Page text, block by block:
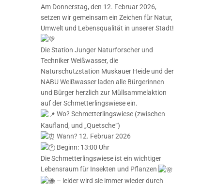
Am Donnerstag, den 12. Februar 2026,
setzen wir gemeinsam ein Zeichen für Natur,
Umwelt und Lebensqualität in unserer Stadt!
Die Station Junger Naturforscher und
Techniker Weißwasser, die
Naturschutzstation Muskauer Heide und der
NABU Weißwasser laden alle Bürgerinnen
und Bürger herzlich zur Müllsammelaktion
auf der Schmetterlingswiese ein.
Wo? Schmetterlingswiese (zwischen
Kaufland, und „Quetsche“)
Wann? 12. Februar 2026
Beginn: 13:00 Uhr
Die Schmetterlingswiese ist ein wichtiger
Lebensraum für Insekten und Pflanzen
– leider wird sie immer wieder durch